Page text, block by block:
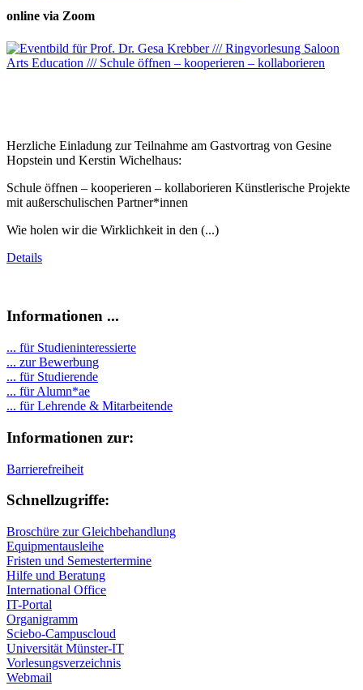
online via Zoom
Herzliche Einladung zur Teilnahme am Gastvortrag von Gesine
Hopstein und Kerstin Wichelhaus:
Schule öffnen – kooperieren – kollaborieren Künstlerische Projekte
mit außerschulischen Partner*innen
Wie holen wir die Wirklichkeit in den (...)
Details
Informationen ...
... für Studieninteressierte
... zur Bewerbung
... für Studierende
... für Alumn*ae
... für Lehrende & Mitarbeitende
Informationen zur:
Barrierefreiheit
Schnellzugriffe:
Broschüre zur Gleichbehandlung
Equipmentausleihe
Fristen und Semestertermine
Hilfe und Beratung
International Office
IT-Portal
Organigramm
Sciebo-Campuscloud
Universität Münster-IT
Vorlesungsverzeichnis
Webmail